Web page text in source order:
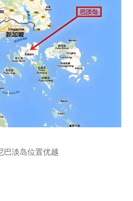
巴淡岛位置优越